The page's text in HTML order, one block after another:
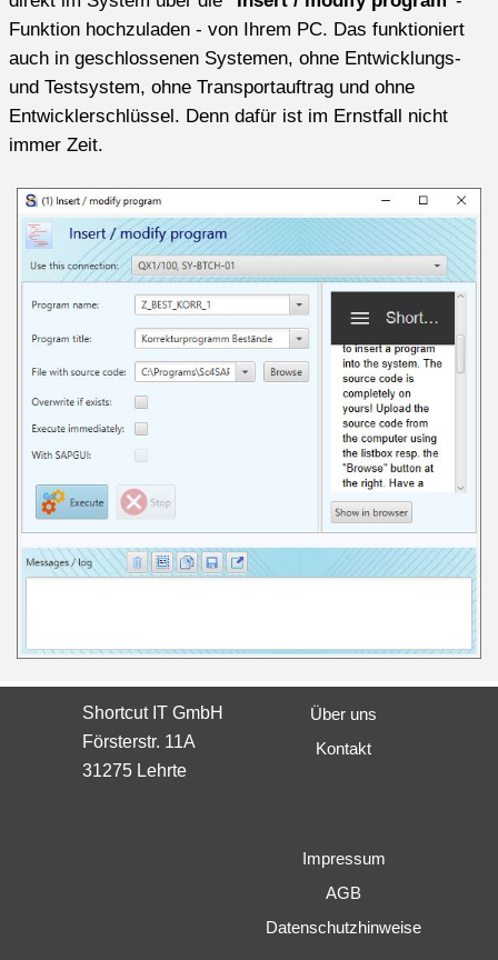
Funktion hochzuladen - von Ihrem PC. Das funktioniert
auch in geschlossenen Systemen, ohne Entwicklungs-
und Testsystem, ohne Transportauftrag und ohne
Entwicklerschlüssel. Denn dafür ist im Ernstfall nicht
immer Zeit.
Shortcut IT GmbH
Försterstr. 11A
31275 Lehrte
Über uns
Kontakt
Impressum
AGB
Datenschutzhinweise